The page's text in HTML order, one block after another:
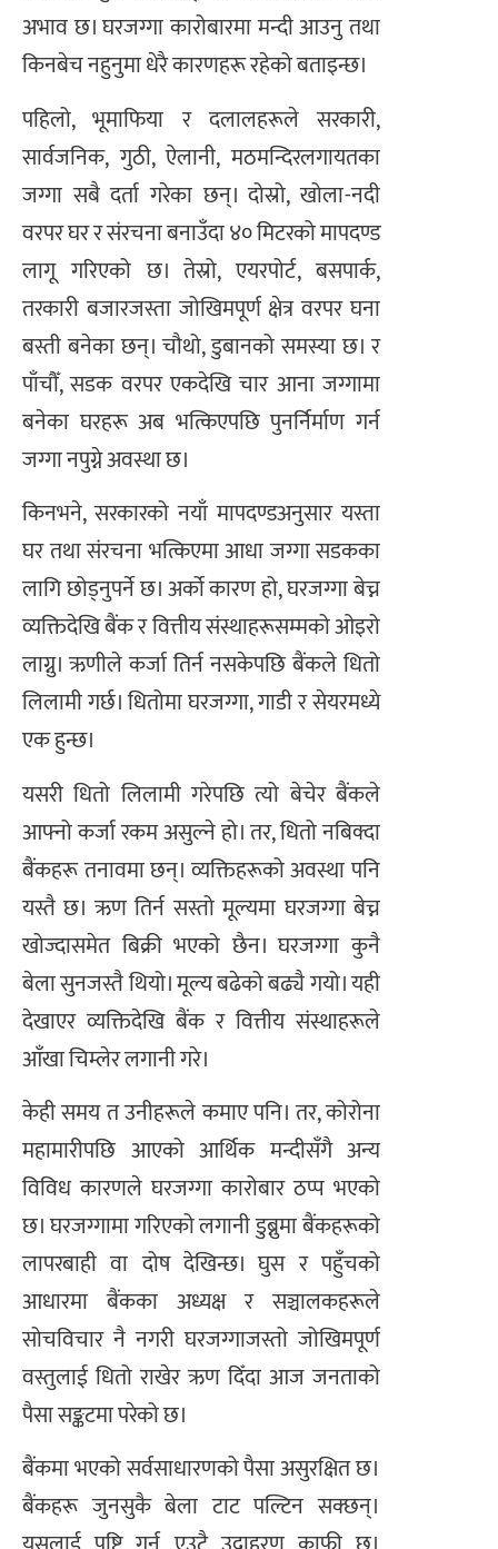
अभाव छ। घरजग्गा कारोबारमा मन्दी आउनु तथा
किनबेच नहुनुमा धेरै कारणहरू रहेको बताइन्छ।
पहिलो, भूमाफिया र दलालहरूले सरकारी,
सार्वजनिक, गुठी, ऐलानी, मठमन्दिरलगायतका
जग्गा सबै दर्ता गरेका छन्। दोस्रो, खोला-नदी
वरपर घर र संरचना बनाउँदा ४० मिटरको मापदण्ड
लागू गरिएको छ। तेस्रो, एयरपोर्ट, बसपार्क,
तरकारी बजारजस्ता जोखिमपूर्ण क्षेत्र वरपर घना
बस्ती बनेका छन्। चौथो, डुबानको समस्या छ। र
पाँचौँ, सडक वरपर एकदेखि चार आना जग्गामा
बनेका घरहरू अब भत्किएपछि पुनर्निर्माण गर्न
जग्गा नपुग्ने अवस्था छ।
किनभने, सरकारको नयाँ मापदण्डअनुसार यस्ता
घर तथा संरचना भत्किएमा आधा जग्गा सडकका
लागि छोड्नुपर्ने छ। अर्को कारण हो, घरजग्गा बेच्न
व्यक्तिदेखि बैंक र वित्तीय संस्थाहरूसम्मको ओइरो
लाग्नु। ऋणीले कर्जा तिर्न नसकेपछि बैंकले धितो
लिलामी गर्छ। धितोमा घरजग्गा, गाडी र सेयरमध्ये
एक हुन्छ।
यसरी धितो लिलामी गरेपछि त्यो बेचेर बैंकले
आफ्नो कर्जा रकम असुल्ने हो। तर, धितो नबिक्दा
बैंकहरू तनावमा छन्। व्यक्तिहरूको अवस्था पनि
यस्तै छ। ऋण तिर्न सस्तो मूल्यमा घरजग्गा बेच्न
खोज्दासमेत बिक्री भएको छैन। घरजग्गा कुनै
बेला सुनजस्तै थियो। मूल्य बढेको बढ्यै गयो। यही
देखाएर व्यक्तिदेखि बैंक र वित्तीय संस्थाहरूले
आँखा चिम्लेर लगानी गरे।
केही समय त उनीहरूले कमाए पनि। तर, कोरोना
महामारीपछि आएको आर्थिक मन्दीसँगै अन्य
विविध कारणले घरजग्गा कारोबार ठप्प भएको
छ। घरजग्गामा गरिएको लगानी डुब्नुमा बैंकहरूको
लापरबाही वा दोष देखिन्छ। घुस र पहुँचको
आधारमा बैंकका अध्यक्ष र सञ्चालकहरूले
सोचविचार नै नगरी घरजग्गाजस्तो जोखिमपूर्ण
वस्तुलाई धितो राखेर ऋण दिँदा आज जनताको
पैसा सङ्कटमा परेको छ।
बैंकमा भएको सर्वसाधारणको पैसा असुरक्षित छ।
बैंकहरू जुनसुकै बेला टाट पल्टिन सक्छन्।